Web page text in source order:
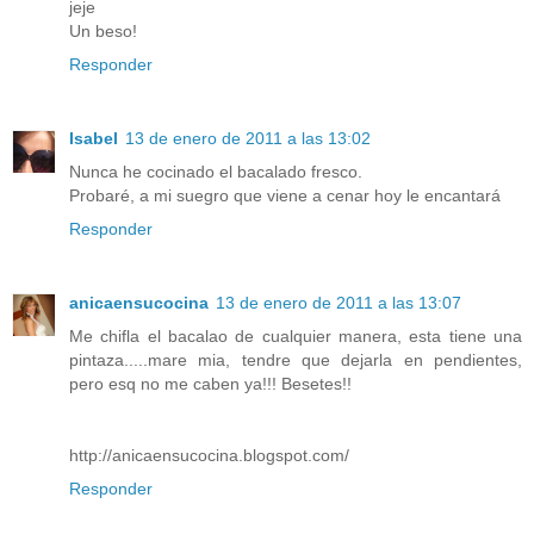
jeje
Un beso!
Responder
Isabel 13 de enero de 2011 a las 13:02
Nunca he cocinado el bacalado fresco.
Probaré, a mi suegro que viene a cenar hoy le encantará
Responder
anicaensucocina 13 de enero de 2011 a las 13:07
Me chifla el bacalao de cualquier manera, esta tiene una
pintaza.....mare mia, tendre que dejarla en pendientes,
pero esq no me caben ya!!! Besetes!!
http://anicaensucocina.blogspot.com/
Responder